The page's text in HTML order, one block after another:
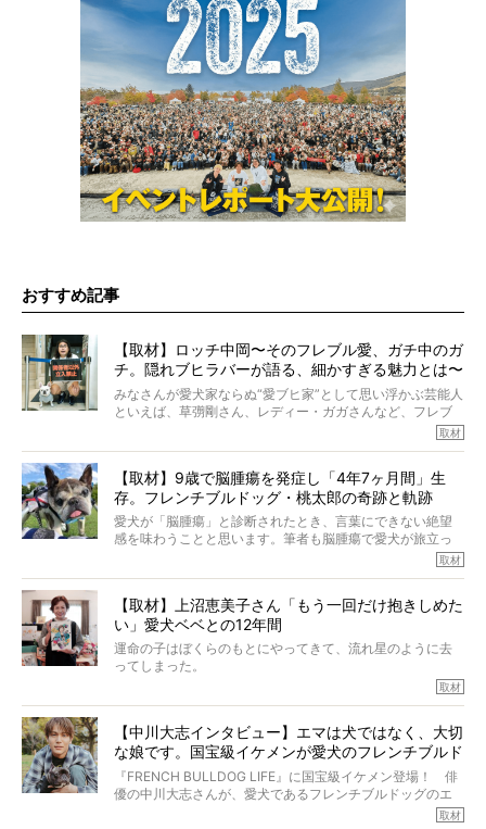
おすすめ記事
【取材】ロッチ中岡〜そのフレブル愛、ガチ中のガ
チ。隠れブヒラバーが語る、細かすぎる魅力とは〜
【前編】
みなさんが愛犬家ならぬ“愛ブヒ家”として思い浮かぶ芸能人
といえば、草彅剛さん、レディー・ガガさんなど、フレブ
ルを飼っている方が多いと思います。が、ロッチ中岡さん
んのインスタグラムを覗くと、たくさんのフレブルアカウ
ントがフォローされていて、わが『FRENCH BULLDOG
LIFE』モデルのnicoやトーラスも、その中の一頭。
そんな中岡さんに、フレブルの魅力を語っていただきまし
た。そのブヒ愛っぷりは、思ってた以上！ ガチ中のガチ
取材
【取材】9歳で脳腫瘍を発症し「4年7ヶ月間」生
存。フレンチブルドッグ・桃太郎の奇跡と軌跡
愛犬が「脳腫瘍」と診断されたとき、言葉にできない絶望
感を味わうことと思います。筆者も脳腫瘍で愛犬が旅立っ
たひとり。だからこそ、どれほど厄介で困難な病気かを理
ところが、フレンチブルドッグの桃太郎は9歳で脳腫瘍を発
症し、なんと4年7ヶ月間も生き抜いたのです。旅立ったと
きの年齢は13歳と11ヶ月、レジェンド級のレジェンドでし
た。さらには、治療後3年間は一度も発作が起きなかったと
いいます。
この事実はフレンチブルドッグだけでなく、脳腫瘍と闘う
太郎のオーナーである佐藤さんご夫婦に、治療の選択やケ
アについて詳しくお話しをうかがいました。
取材
【取材】上沼恵美子さん「もう一回だけ抱きしめた
い」愛犬ベベとの12年間
運命の子はぼくらのもとにやってきて、流れ星のように去
ってしまった。
り添いたいと思う。
その悲しみをいますぐ解消することはできないが、話をき
いて、泣いたり笑ったりするのもいいだろう。
こんな子だった、こんなにいい子だった、ほんとうに愛し
ていたと。
ぼくらは上沼恵美子さんのご自宅へ伺って、お話をきこう
取材
【中川大志インタビュー】エマは犬ではなく、大切
な娘です。国宝級イケメンが愛犬のフレンチブルド
ッグと一緒に登場
『FRENCH BULLDOG LIFE』に国宝級イケメン登場！ 俳
優の中川大志さんが、愛犬であるフレンチブルドッグのエ
マちゃん（2歳の女の子）にメロメロとの情報を聞きつけ、
取材